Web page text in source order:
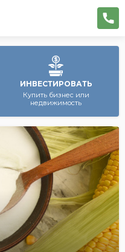
ИНВЕСТИРОВАТЬ
Купить бизнес или
недвижимость